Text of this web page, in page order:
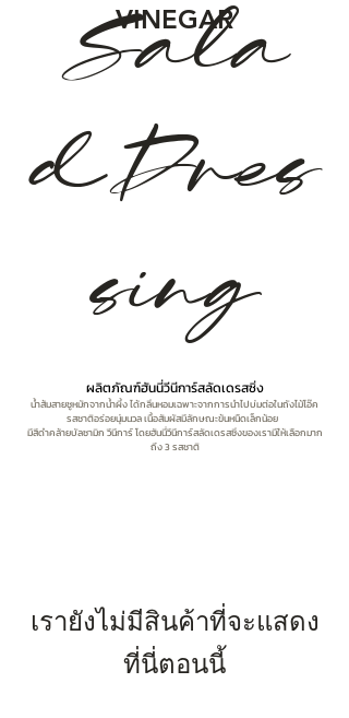
Sala
dDres
sing
VINEGAR
ผลิตภัณฑ์ฮันนี่วีนีการ์สลัดเดรสซิ่ง
น้ำส้มสายชูหมักจากน้ำผึ้ง ได้กลิ่นหอมเฉพาะจากการนำไปบ่มต่อในถังไม้โอ๊ค
รสชาติอร่อยนุ่มนวล เนื้อสัมผัสมีลักษณะข้นหนืดเล็กน้อย
มีสีดำคล้ายบัลซามิก วีนีการ์ โดยฮันนี่วีนีการ์สลัดเดรสซิ่งของเรามีให้เลือกมาก
ถึง 3 รสชาติ
เรายังไม่มีสินค้าที่จะแสดง
ที่นี่ตอนนี้